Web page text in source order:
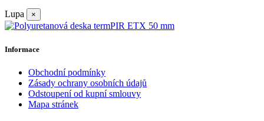
Lupa ×
Informace
Obchodní podmínky
Zásady ochrany osobních údajů
Odstoupení od kupní smlouvy
Mapa stránek